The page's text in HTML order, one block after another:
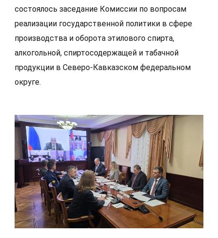
состоялось заседание Комиссии по вопросам
реализации государственной политики в сфере
производства и оборота этилового спирта,
алкогольной, спиртосодержащей и табачной
продукции в Северо-Кавказском федеральном
округе.